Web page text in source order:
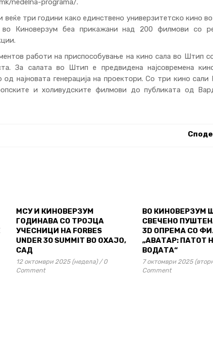
веќе три години како единствено универзитетско кино во
Киноверзум беа прикажани над 200 филмови со
работи на приспособување на кино сала во Штип
За салата во Штип е предвидена најсовремена
од најновата генерација на проектори. Со три кино сали
и холивудските филмови до публиката од
МСУ И КИНОВЕРЗУМ
ГОДИНАВА СО ТРОЈЦА
УЧЕСНИЦИ НА FORBES
UNDER 30 SUMMIT ВО ОХАЈО,
САД
12 октомври 2025 (недела) / 0
Comment
ВО КИНОВЕРЗУМ
СВЕЧЕНО
3D ОПРЕМА СО
„АВАТАР: ПАТОТ
ВОДАТА“
7 октомври 2025
Comment